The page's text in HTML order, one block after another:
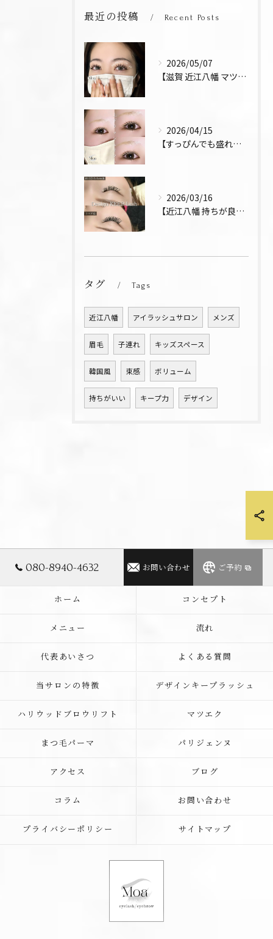
最近の投稿 Recent Posts
2026/05/07
【滋賀 近江八幡 マツエク デザインキープラッシュ 束感 お...
2026/04/15
【すっぴんでも盛れるまつ毛 まつパ 近江八幡 上下パーマ】
2026/03/16
【近江八幡 持ちが良い お得 マツエク リペア デザインキー...
タグ Tags
近江八幡 アイラッシュサロン メンズ
眉毛 子連れ キッズスペース
韓国風 束感 ボリューム
持ちがいい キープ力 デザイン
080-8940-4632 お問い合わせ ご予約
ホーム コンセプト
メニュー 流れ
代表あいさつ よくある質問
当サロンの特徴 デザインキープラッシュ
ハリウッドブロウリフト マツエク
まつ毛パーマ パリジェンヌ
アクセス ブログ
コラム お問い合わせ
プライバシーポリシー サイトマップ